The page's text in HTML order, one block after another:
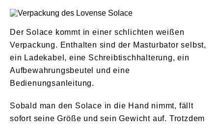
Der Solace kommt in einer schlichten weißen
Verpackung. Enthalten sind der Masturbator selbst,
ein Ladekabel, eine Schreibtischhalterung, ein
Aufbewahrungsbeutel und eine
Bedienungsanleitung.
Sobald man den Solace in die Hand nimmt, fällt
sofort seine Größe und sein Gewicht auf. Trotzdem